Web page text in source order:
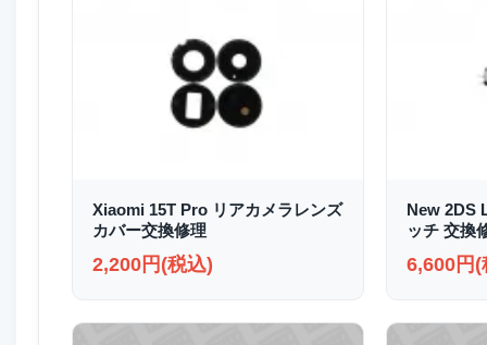
Xiaomi 15T Pro リアカメラレンズ
カバー交換修理
2,200円(税込)
New 2DS
ッチ 交換
6,600円(